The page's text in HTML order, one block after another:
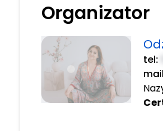
Organizator
tel: